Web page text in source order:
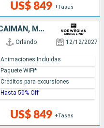
US$ 849 +Tasas
BAHAMAS, JAMAICA, ISLAS CAIMÁN, MÉXICO, ESTADOS UNIDOS
Orlando 12/12/2027
US$ 849 +Tasas
Animaciones Incluidas
Paquete WiFi*
Créditos para excursiones
Hasta 50% Off